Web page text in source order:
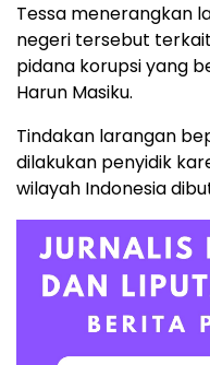
Tessa menerangkan
negeri tersebut
pidana korupsi yang
Harun Masiku.
Tindakan larangan
dilakukan penyidik
wilayah Indonesia